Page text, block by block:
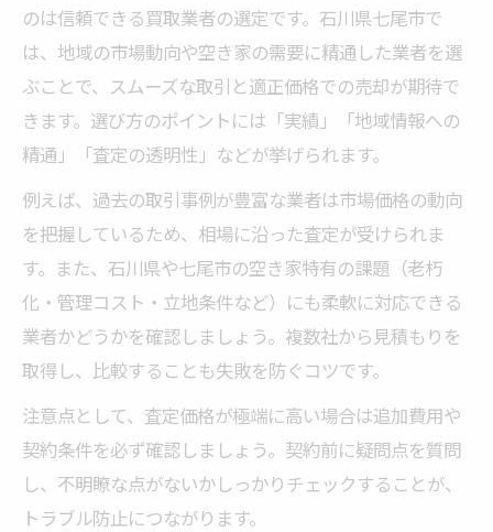
のは信頼できる買取業者の選定です。石川県七尾市で
は、地域の市場動向や空き家の需要に精通した業者を選
ぶことで、スムーズな取引と適正価格での売却が期待で
きます。選び方のポイントには「実績」「地域情報への
精通」「査定の透明性」などが挙げられます。
例えば、過去の取引事例が豊富な業者は市場価格の動向
を把握しているため、相場に沿った査定が受けられま
す。また、石川県や七尾市の空き家特有の課題（老朽
化・管理コスト・立地条件など）にも柔軟に対応できる
業者かどうかを確認しましょう。複数社から見積もりを
取得し、比較することも失敗を防ぐコツです。
注意点として、査定価格が極端に高い場合は追加費用や
契約条件を必ず確認しましょう。契約前に疑問点を質問
し、不明瞭な点がないかしっかりチェックすることが、
トラブル防止につながります。